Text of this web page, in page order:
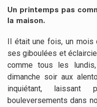
Un printemps pas
la maison.
Il était une fois, un mois
ses giboulées et
comme tous les
dimanche soir aux
inquiétant,
bouleversements dans